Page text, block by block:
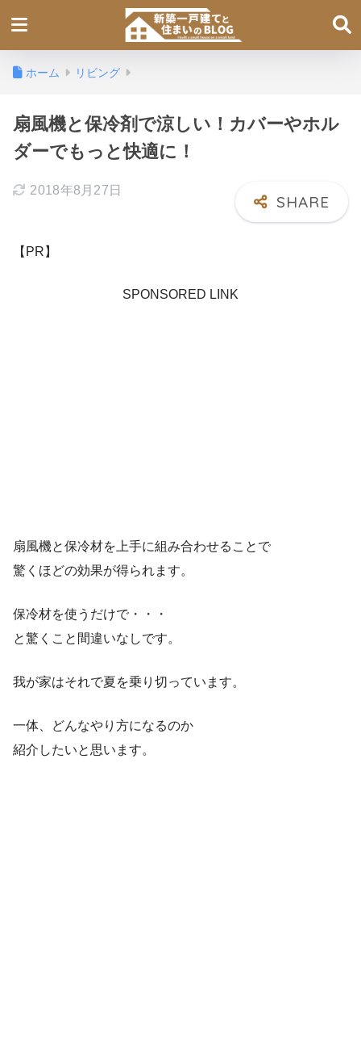
ホーム リビング
扇風機と保冷剤で涼しい！カバーやホル
ダーでもっと快適に！
2018年8月27日
【PR】
SPONSORED LINK
扇風機と保冷材を上手に組み合わせることで
驚くほどの効果が得られます。
保冷材を使うだけで・・・
と驚くこと間違いなしです。
我が家はそれで夏を乗り切っています。
一体、どんなやり方になるのか
紹介したいと思います。